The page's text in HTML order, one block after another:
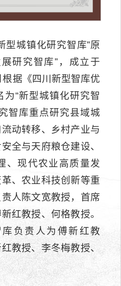
型城镇化研究智库”原
研究智库”，成立于
据《四川新型智库优
“新型城镇化研究智
智库重点研究县域城
动转移、乡村产业与
全与天府粮仓建设、
、现代农业高质量发
、农业科技创新等重
人陈文宽教授，首席
红教授、何格教授。
负责人为傅新红教
教授、李冬梅教授、